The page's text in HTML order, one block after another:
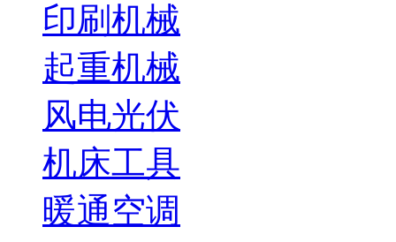
印刷机械
起重机械
风电光伏
机床工具
暖通空调